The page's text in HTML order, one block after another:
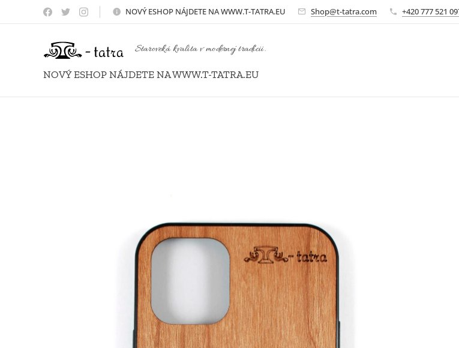
NOVÝESHOP NÁJDETE NA WWW.T-TATRA.EU Shop@t-tatra.com +420 777 521
Staroveká kvalita v modernej tradícii.
NOVÝ ESHOP NÁJDETE NA WWW.T-TATRA.EU